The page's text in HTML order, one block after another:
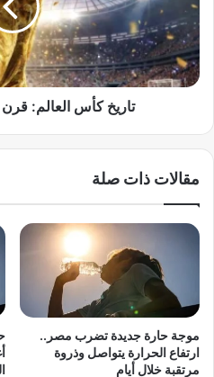
ق
ز
و
ي
ن
ر
خ
ة
ل
ح
خ
ك
أ
س
ا
م
ر
ا
س
ح
تاريخ كأس العالم:
مقالات ذات صلة
موجة حارة جديدة تضرب مصر..
ارتفاع الحرارة يتواصل وذروة
مرتقبة خلال أيام